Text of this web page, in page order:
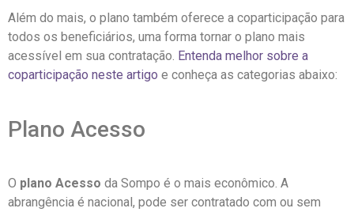
Além do mais, o plano também oferece a coparticipação para
todos os beneficiários, uma forma tornar o plano mais
acessível em sua contratação. Entenda melhor sobre a
coparticipação neste artigo e conheça as categorias abaixo:
Plano Acesso
O plano Acesso da Sompo é o mais econômico. A
abrangência é nacional, pode ser contratado com ou sem